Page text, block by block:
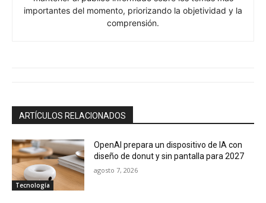
importantes del momento, priorizando la objetividad y la
comprensión.
ARTÍCULOS RELACIONADOS
Tecnología
OpenAI prepara un dispositivo de IA con
diseño de donut y sin pantalla para 2027
agosto 7, 2026